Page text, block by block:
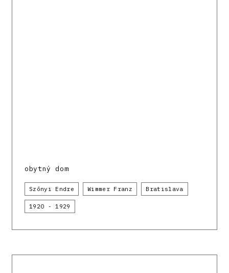
obytný dom
Szőnyi Endre Wimmer Franz Bratislava
1920 - 1929